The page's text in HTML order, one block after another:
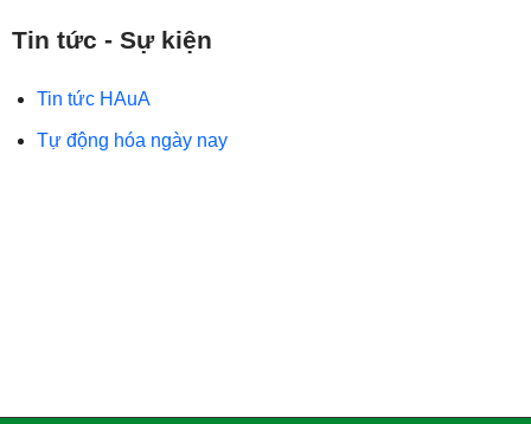
Tin tức - Sự kiện
Tin tức HAuA
Tự động hóa ngày nay